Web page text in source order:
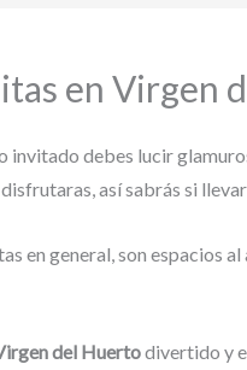
en Virgen
debes lucir
así sabrás si
en general, son espacios
del Huertodivertido y